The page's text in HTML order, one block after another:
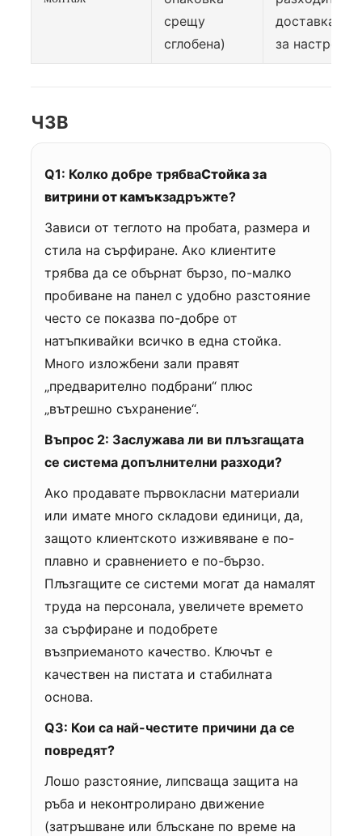
срещу
сглобена)
доставка и
за настройка
ЧЗВ
Q1: Колко добре трябваСтойка за
витрини от камъкзадръжте?
Зависи от теглото на пробата, размера и
стила на сърфиране. Ако клиентите
трябва да се обърнат бързо, по-малко
пробиване на панел с удобно разстояние
често се показва по-добре от
натъпкивайки всичко в една стойка.
Много изложбени зали правят
„предварително подбрани“ плюс
„вътрешно съхранение“.
Въпрос 2: Заслужава ли ви плъзгащата
се система допълнителни разходи?
Ако продавате първокласни материали
или имате много складови единици, да,
защото клиентското изживяване е по-
плавно и сравнението е по-бързо.
Плъзгащите се системи могат да намалят
труда на персонала, увеличете времето
за сърфиране и подобрете
възприеманото качество. Ключът е
качествен на пистата и стабилната
основа.
Q3: Кои са най-честите причини да се
повредят?
Лошо разстояние, липсваща защита на
ръба и неконтролирано движение
(затръшване или блъскане по време на